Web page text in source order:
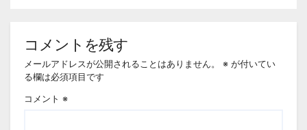
コメントを残す
メールアドレスが公開されることはありません。 ※ が付いてい
る欄は必須項目です
コメント ※